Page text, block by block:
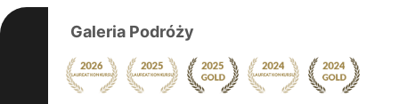
Galeria Podróży